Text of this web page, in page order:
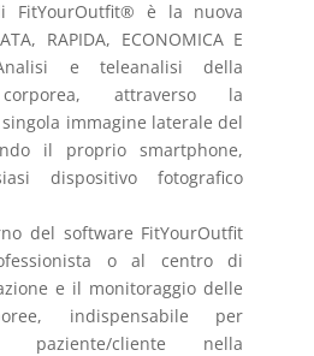
FitYourOutfit® è la nuova
RAPIDA, ECONOMICA E
e teleanalisi della
corporea, attraverso la
immagine laterale del
il proprio smartphone,
dispositivo fotografico
del software FitYourOutfit
o al centro di
e il monitoraggio delle
indispensabile per
paziente/cliente nella